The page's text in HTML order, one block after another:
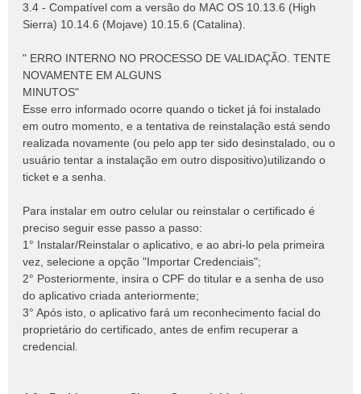
3.4 - Compatível com a versão do MAC OS 10.13.6 (High
Sierra) 10.14.6 (Mojave) 10.15.6 (Catalina).
" ERRO INTERNO NO PROCESSO DE VALIDAÇÃO. TENTE
NOVAMENTE EM ALGUNS
MINUTOS"
Esse erro informado ocorre quando o ticket já foi instalado
em outro momento, e a tentativa de reinstalação está sendo
realizada novamente (ou pelo app ter sido desinstalado, ou o
usuário tentar a instalação em outro dispositivo)utilizando o
ticket e a senha.
Para instalar em outro celular ou reinstalar o certificado é
preciso seguir esse passo a passo:
1° Instalar/Reinstalar o aplicativo, e ao abri-lo pela primeira
vez, selecione a opção "Importar Credenciais";
2° Posteriormente, insira o CPF do titular e a senha de uso
do aplicativo criada anteriormente;
3° Após isto, o aplicativo fará um reconhecimento facial do
proprietário do certificado, antes de enfim recuperar a
credencial.